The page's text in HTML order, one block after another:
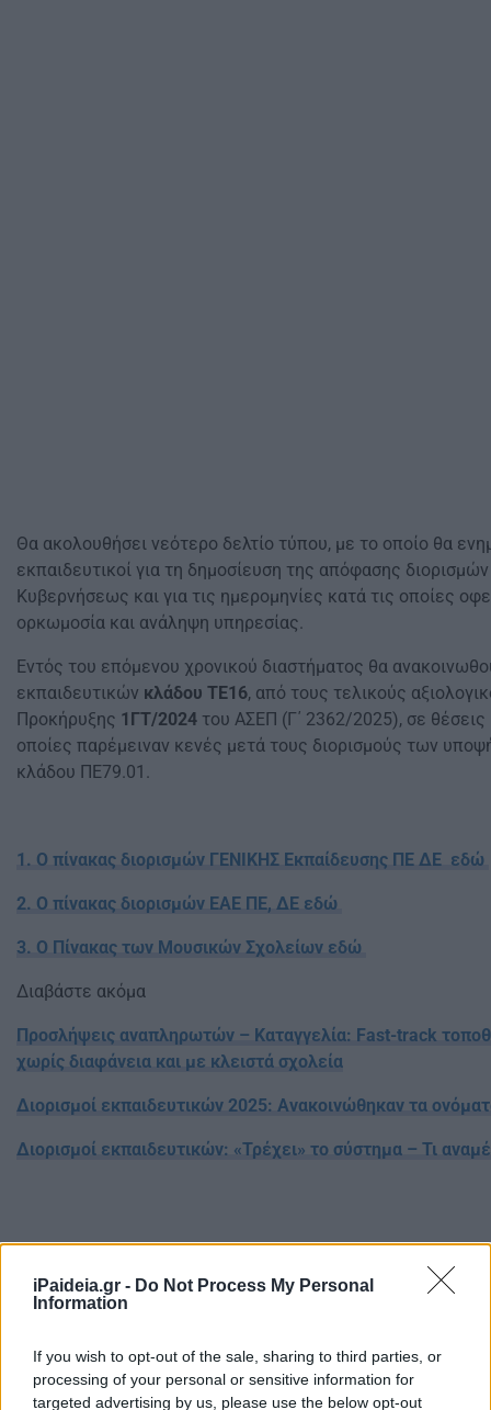
iPaideia.gr - Do Not Process My Personal
Information
If you wish to opt-out of the sale, sharing to third parties, or
processing of your personal or sensitive information for
targeted advertising by us, please use the below opt-out
Θα ακολουθήσει νεότερο δελτίο τύπου, με το οποίο θα
εκπαιδευτικοί για τη δημοσίευση της απόφασης
Κυβερνήσεως και για τις ημερομηνίες κατά τις οποίες
ορκωμοσία και ανάληψη υπηρεσίας.
Εντός του επόμενου χρονικού διαστήματος θα
εκπαιδευτικών κλάδου ΤΕ16, από τους τελικούς
Προκήρυξης 1ΓΤ/2024 του ΑΣΕΠ (Γ΄ 2362/2025), σε θέσεις
οποίες παρέμειναν κενές μετά τους διορισμούς των
κλάδου ΠΕ79.01.
1. O πίνακας διορισμών ΓΕΝΙΚΗΣ Εκπαίδευσης ΠΕ ΔΕ εδώ
2. Ο πίνακας διορισμών ΕΑΕ ΠΕ, ΔΕ εδώ
3. Ο Πίνακας των Μουσικών Σχολείων εδώ
Διαβάστε ακόμα
Προσλήψεις αναπληρωτών – Καταγγελία: Fast-track
χωρίς διαφάνεια και με κλειστά σχολεία
Διορισμοί εκπαιδευτικών 2025: Ανακοινώθηκαν τα
Διορισμοί εκπαιδευτικών: «Τρέχει» το σύστημα – Τι